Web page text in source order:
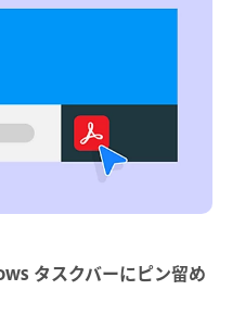
タスクバーにピン留め